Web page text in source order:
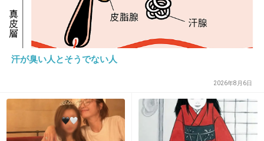
まさかスルーはないよね？
+13
アナウンサーなのに話し方も目線もブリッコだ
から不快
汗が臭い人とそうでない人
2026年8月6日